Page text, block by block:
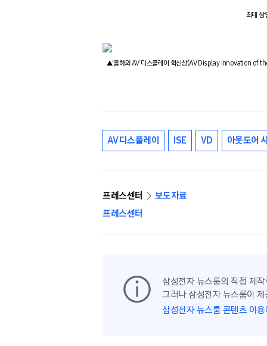
최대 상
▲'올해의 AV 디스플레이 혁신상(AV Display Innovation of
AV 디스플레이 ISE VD 아웃도어
프레스센터
보도자료
프레스센터
삼성전자 뉴스룸의 직접 제
그러나 삼성전자 뉴스룸이
삼성전자 뉴스룸 콘텐츠 이